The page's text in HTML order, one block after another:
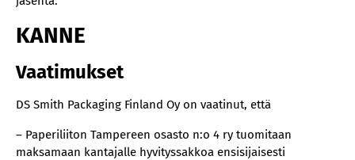
KANNE
Vaatimukset
DS Smith Packaging Finland Oy on vaatinut, että
– Paperiliiton Tampereen osasto n:o 4 ry tuomitaan
maksamaan kantajalle hyvityssakkoa ensisijaisesti